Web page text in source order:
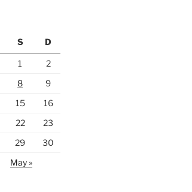
S D
1
2
8
9
15
16
22
23
29
30
May »